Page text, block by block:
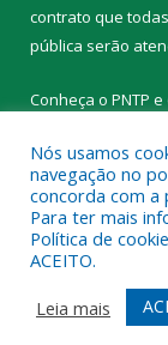
contrato que
pública serão
Conheça o PNTP e
Todos os
Mapa do Site
Acessar
Nós usamos
navegação no
concorda com a
Para ter mais
Política de
ACEITO.
Leia mais